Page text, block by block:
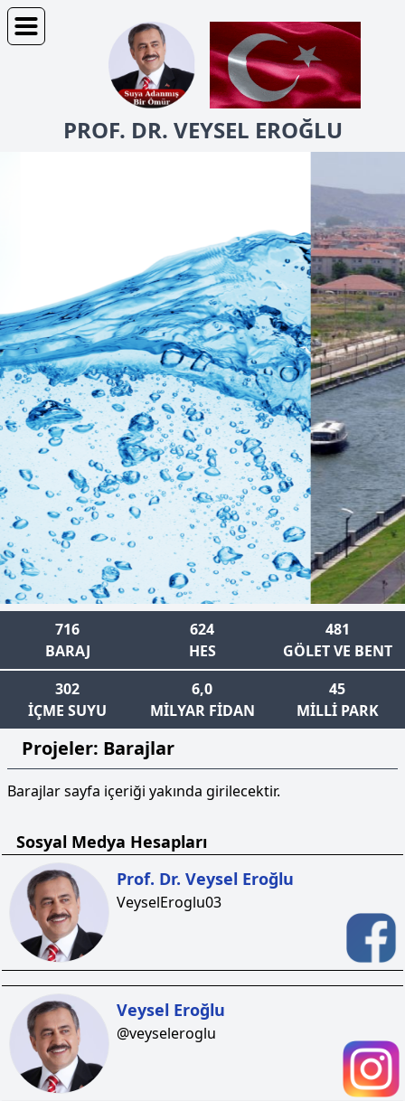
PROF. DR. VEYSEL EROĞLU
716
BARAJ
624
HES
481
GÖLET VE BENT
302
İÇME SUYU
6,0
MİLYAR FİDAN
45
MİLLİ PARK
Sosyal Medya Hesapları
Prof. Dr. Veysel Eroğlu
VeyselEroglu03
Veysel Eroğlu
@veyseleroglu
Projeler: Barajlar
Barajlar sayfa içeriği yakında girilecektir.